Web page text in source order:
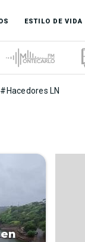
ESTILO DE VIDA
#Hacedores LN